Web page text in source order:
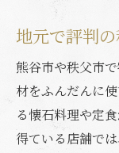
地元で評判
熊谷市や秩父市
材をふんだんに
る懐石料理や定
得ている店舗で